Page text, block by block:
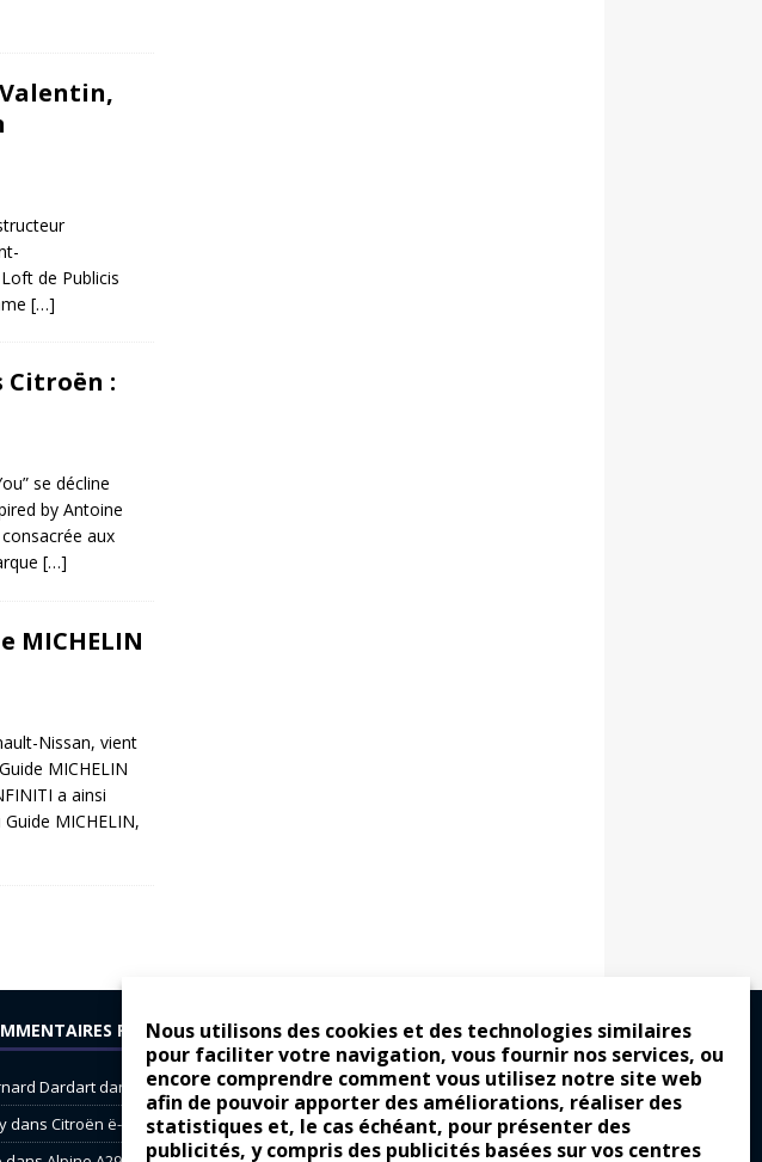
Nous utilisons des cookies et des technologies similaires
pour faciliter votre navigation, vous fournir nos services, ou
encore comprendre comment vous utilisez notre site web
afin de pouvoir apporter des améliorations, réaliser des
statistiques et, le cas échéant, pour présenter des
publicités, y compris des publicités basées sur vos centres
de Publicis
[…]
Citroën :
se décline
by Antoine
aux
[…]
MICHELIN
Nissan, vient
MICHELIN
a ainsi
MICHELIN,
RÉCENTS
Dardartdans
Dacia Sandero : pour les gens vrais
dans Citroën ë-C3 : la révolution a commencé